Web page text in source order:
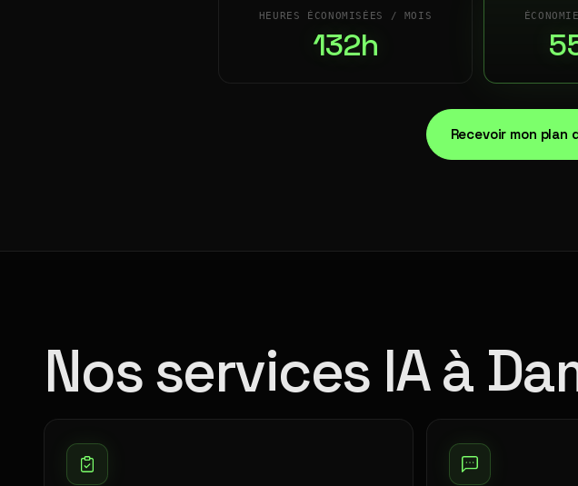
HEURES ÉCONOMISÉES / MOIS
132h
Recevoir mon
Nos services IA à